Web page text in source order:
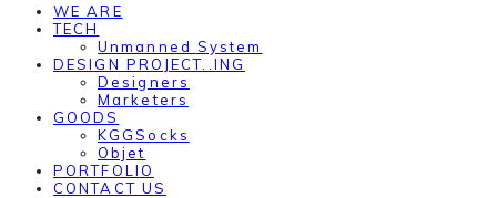
WE ARE
TECH
Unmanned System
DESIGN PROJECT..ING
Designers
Marketers
GOODS
KGGSocks
Objet
PORTFOLIO
CONTACT US